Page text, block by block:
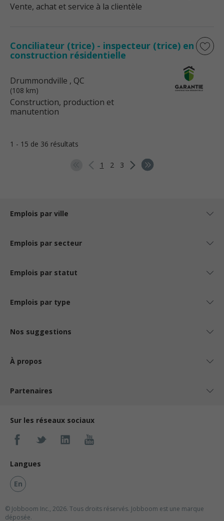
Vente, achat et service à la clientèle
Conciliateur (trice) - inspecteur (trice) en
construction résidentielle
Drummondville , QC
(108 km)
Construction, production et
manutention
1 - 15 de 36 résultats
1 2 3
Emplois par ville
Emplois par secteur
Emplois par statut
Emplois par type
Nos suggestions
À propos
Partenaires
Sur les réseaux sociaux
Langues
En
© Jobboom Inc., 2026. Tous droits réservés. Jobboom est une marque
déposée.